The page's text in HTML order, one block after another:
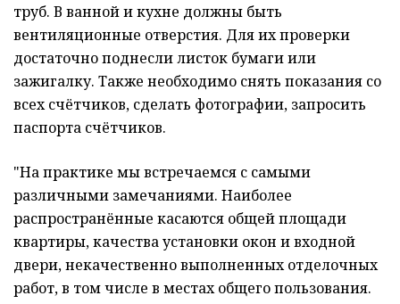
труб. В ванной и кухне должны быть
вентиляционные отверстия. Для их проверки
достаточно поднесли листок бумаги или
зажигалку. Также необходимо снять показания со
всех счётчиков, сделать фотографии, запросить
паспорта счётчиков.
"На практике мы встречаемся с самыми
различными замечаниями. Наиболее
распространённые касаются общей площади
квартиры, качества установки окон и входной
двери, некачественно выполненных отделочных
работ, в том числе в местах общего пользования.